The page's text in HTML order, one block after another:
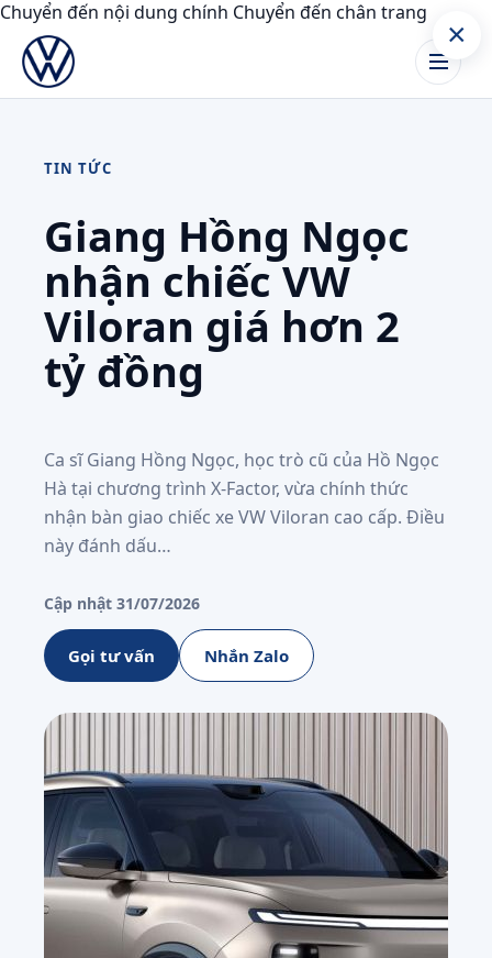
Chuyển đến nội dung chính Chuyển đến chân trang
TIN TỨC
Giang Hồng Ngọc
nhận chiếc VW
Viloran giá hơn 2
tỷ đồng
Ca sĩ Giang Hồng Ngọc, học trò cũ của Hồ Ngọc
Hà tại chương trình X-Factor, vừa chính thức
nhận bàn giao chiếc xe VW Viloran cao cấp. Điều
này đánh dấu…
Cập nhật 31/07/2026
Gọi tư vấn Nhắn Zalo
×